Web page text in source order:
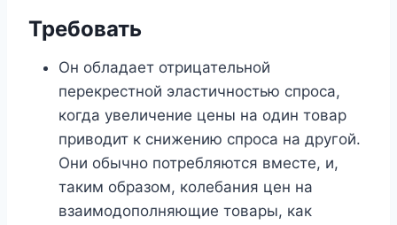
Требовать
Он обладает отрицательной
перекрестной эластичностью спроса,
когда увеличение цены на один товар
приводит к снижению спроса на другой.
Они обычно потребляются вместе, и,
таким образом, колебания цен на
взаимодополняющие товары, как